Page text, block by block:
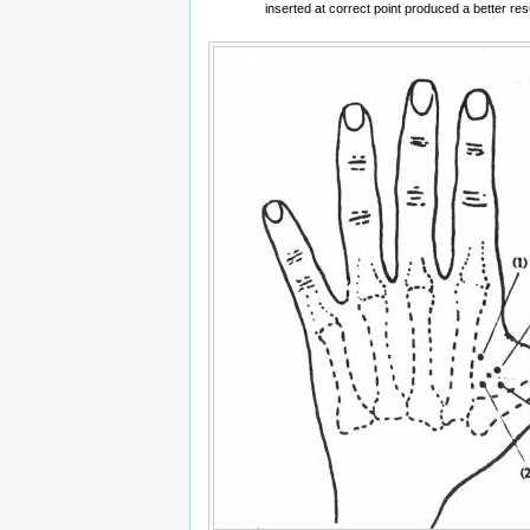
inserted at correct point produced a better